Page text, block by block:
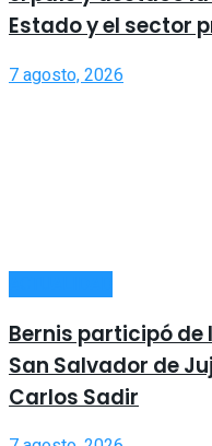
Estado y el sector
7 agosto, 2026
Bernis participó de
San Salvador de
Carlos Sadir